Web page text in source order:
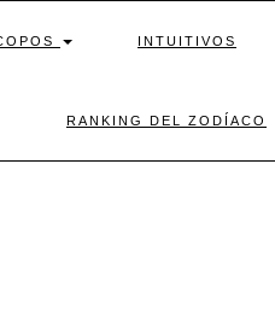
INTUITIVOS
RANKING DEL ZODÍACO